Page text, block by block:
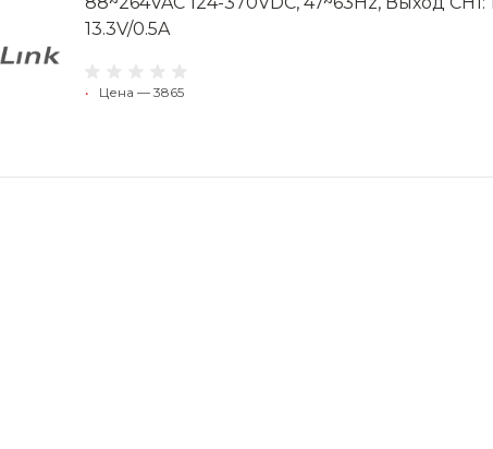
13.3V/0.5A
• Цена — 3865